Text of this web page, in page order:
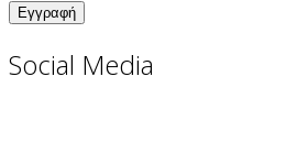
Social Media